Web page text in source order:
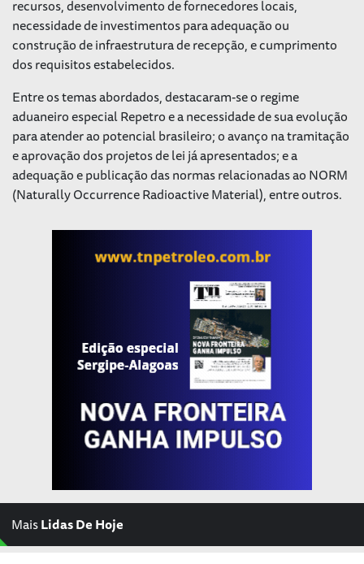
recursos, desenvolvimento de fornecedores locais,
necessidade de investimentos para adequação ou
construção de infraestrutura de recepção, e cumprimento
dos requisitos estabelecidos.
Entre os temas abordados, destacaram-se o regime
aduaneiro especial Repetro e a necessidade de sua evolução
para atender ao potencial brasileiro; o avanço na tramitação
e aprovação dos projetos de lei já apresentados; e a
adequação e publicação das normas relacionadas ao NORM
(Naturally Occurrence Radioactive Material), entre outros.
MaisLidas De Hoje